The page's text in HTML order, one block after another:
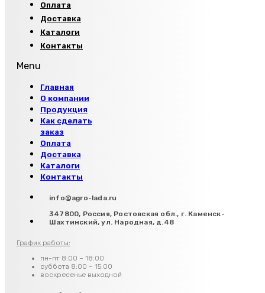
Оплата
Доставка
Каталоги
Контакты
Menu
Главная
О компании
Продукция
Как сделать
заказ
Оплата
Доставка
Каталоги
Контакты
info@agro-lada.ru
347800, Россия, Ростовская обл., г. Каменск-
Шахтинский, ул. Народная, д.48
График работы:
пн-пт 8:00 – 18:00
суббота 8:00 – 15:00
воскресенье выходной